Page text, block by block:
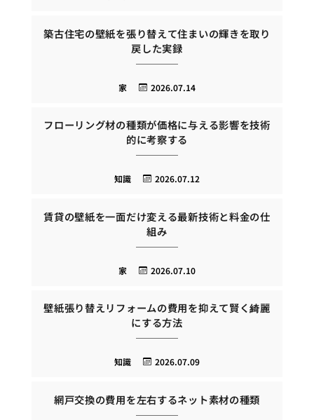
築古住宅の壁紙を張り替えて住まいの輝きを取り
戻した実録
2026.07.14
家
フローリング材の種類が価格に与える影響を技術
的に考察する
2026.07.12
知識
賃貸の壁紙を一面だけ変える最新技術と料金の仕
組み
2026.07.10
家
壁紙張り替えリフォームの費用を抑えて賢く綺麗
にする方法
2026.07.09
知識
網戸交換の費用を左右するネット素材の種類